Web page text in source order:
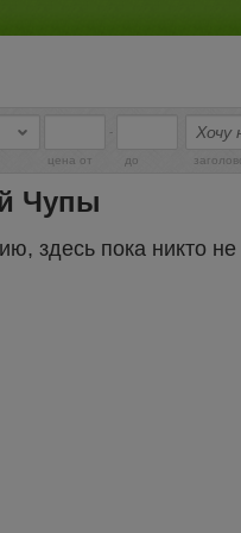
-
цена от до
Чупы
здесь пока никто